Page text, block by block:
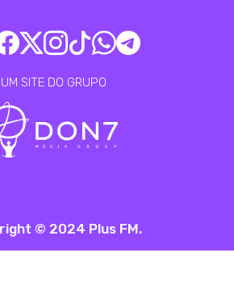
UM SITE DO GRUPO
© 2024 Plus FM.